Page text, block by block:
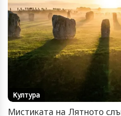
Култура
Мистиката на Лятното